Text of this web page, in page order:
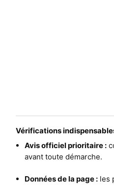
Vérifications
Avis officiel prioritaire :
avant toute démarche.
Données de la page : les